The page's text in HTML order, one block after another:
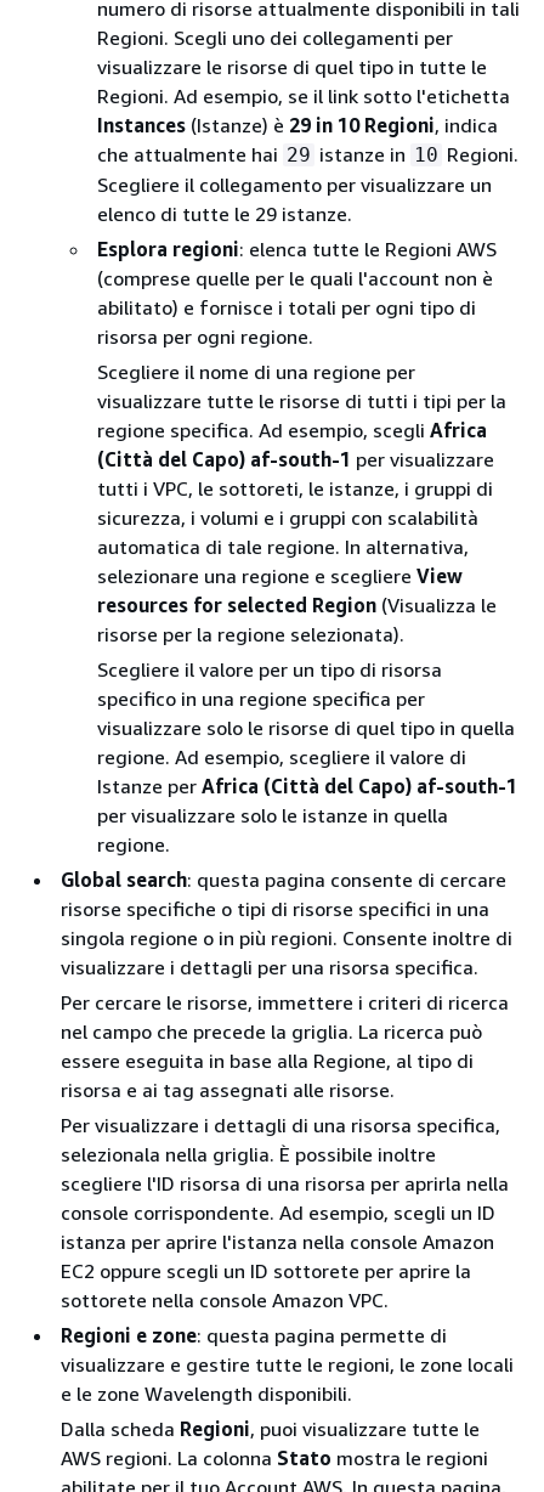
numero di risorse attualmente disponibili in tali
Regioni. Scegli uno dei collegamenti per
visualizzare le risorse di quel tipo in tutte le
Regioni. Ad esempio, se il link sotto l'etichetta
Instances (Istanze) è 29 in 10 Regioni, indica
che attualmente hai 29 istanze in 10 Regioni.
Scegliere il collegamento per visualizzare un
elenco di tutte le 29 istanze.
Esplora regioni: elenca tutte le Regioni AWS
(comprese quelle per le quali l'account non è
abilitato) e fornisce i totali per ogni tipo di
risorsa per ogni regione.
Scegliere il nome di una regione per
visualizzare tutte le risorse di tutti i tipi per la
regione specifica. Ad esempio, scegli Africa
(Città del Capo) af-south-1 per visualizzare
tutti i VPC, le sottoreti, le istanze, i gruppi di
sicurezza, i volumi e i gruppi con scalabilità
automatica di tale regione. In alternativa,
selezionare una regione e scegliere View
resources for selected Region (Visualizza le
risorse per la regione selezionata).
Scegliere il valore per un tipo di risorsa
specifico in una regione specifica per
visualizzare solo le risorse di quel tipo in quella
regione. Ad esempio, scegliere il valore di
Istanze per Africa (Città del Capo) af-south-1
per visualizzare solo le istanze in quella
regione.
Global search: questa pagina consente di cercare
risorse specifiche o tipi di risorse specifici in una
singola regione o in più regioni. Consente inoltre di
visualizzare i dettagli per una risorsa specifica.
Per cercare le risorse, immettere i criteri di ricerca
nel campo che precede la griglia. La ricerca può
essere eseguita in base alla Regione, al tipo di
risorsa e ai tag assegnati alle risorse.
Per visualizzare i dettagli di una risorsa specifica,
selezionala nella griglia. È possibile inoltre
scegliere l'ID risorsa di una risorsa per aprirla nella
console corrispondente. Ad esempio, scegli un ID
istanza per aprire l'istanza nella console Amazon
EC2 oppure scegli un ID sottorete per aprire la
sottorete nella console Amazon VPC.
Regioni e zone: questa pagina permette di
visualizzare e gestire tutte le regioni, le zone locali
e le zone Wavelength disponibili.
Dalla scheda Regioni, puoi visualizzare tutte le
AWS regioni. La colonna Stato mostra le regioni
abilitate per il tuo Account AWS. In questa pagina,